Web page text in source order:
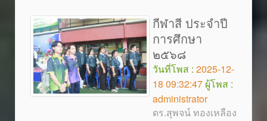
กีฬาสี ประจำปี
การศึกษา
๒๕๖๘
วันที่โพส : 2025-12-
18 09:32:47 ผู้โพส :
administrator
ดร.สุพจน์ ทองเหลือง